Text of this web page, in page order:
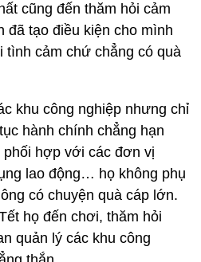
cũng đến thăm hỏi cảm
đã tạo điều kiện cho mình
tình cảm chứ chẳng có quà
khu công nghiệp nhưng chỉ
hành chính chẳng hạn
hợp với các đơn vị
lao động… họ không phụ
có chuyện quà cáp lớn.
họ đến chơi, thăm hỏi
quản lý các khu công